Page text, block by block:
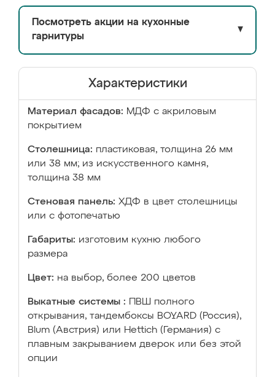
Посмотреть акции на кухонные
гарнитуры
▼
Характеристики
Материал фасадов: МДФ с акриловым
покрытием
Столешница: пластиковая, толщина 26 мм
или 38 мм; из искусственного камня,
толщина 38 мм
Стеновая панель: ХДФ в цвет столешницы
или с фотопечатью
Габариты: изготовим кухню любого
размера
Цвет: на выбор, более 200 цветов
Выкатные системы :
ПВШ полного
открывания, тандембоксы BOYARD (Россия),
Blum (Австрия) или Hettich (Германия) с
плавным закрыванием дверок или без этой
опции